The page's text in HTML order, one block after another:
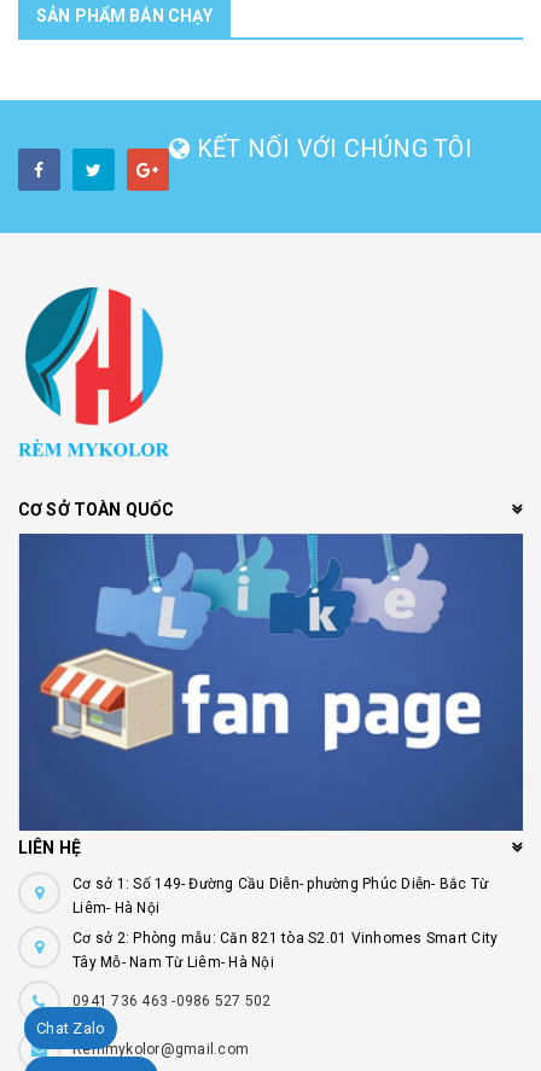
SẢN PHẨM BÁN CHẠY
KẾT NỐI VỚI CHÚNG TÔI
CƠ SỞ TOÀN QUỐC
LIÊN HỆ
Cơ sở 1: Số 149- Đường Cầu Diễn- phường Phúc Diễn- Bắc Từ
Liêm- Hà Nội
Cơ sở 2: Phòng mẫu: Căn 821 tòa S2.01 Vinhomes Smart City
Tây Mỗ- Nam Từ Liêm- Hà Nội
0941 736 463 -0986 527 502
Remmykolor@gmail.com
Chat Zalo